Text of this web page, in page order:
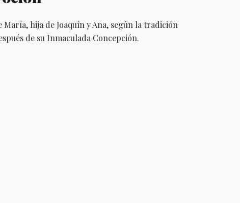
hija de Joaquín y Ana, según la tradición
de su Inmaculada Concepción.